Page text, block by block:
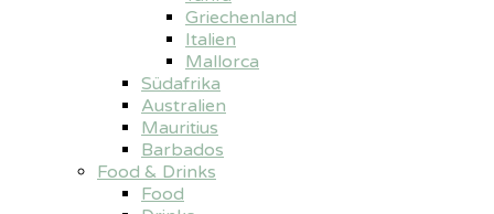
Griechenland
Italien
Mallorca
Südafrika
Australien
Mauritius
Barbados
Food & Drinks
Food